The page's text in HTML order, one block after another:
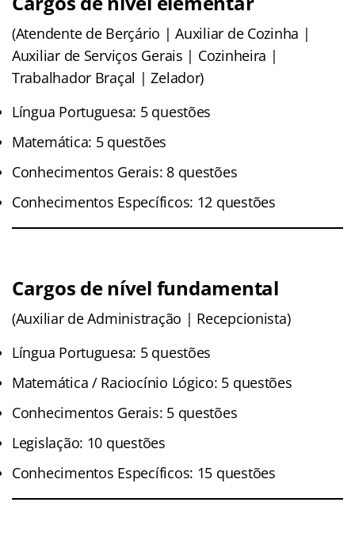
(Atendente de Berçário | Auxiliar de Cozinha |
Auxiliar de Serviços Gerais | Cozinheira |
Trabalhador Braçal | Zelador)
Língua Portuguesa: 5 questões
Matemática: 5 questões
Conhecimentos Gerais: 8 questões
Conhecimentos Específicos: 12 questões
Cargos de nível fundamental
(Auxiliar de Administração | Recepcionista)
Língua Portuguesa: 5 questões
Matemática / Raciocínio Lógico: 5 questões
Conhecimentos Gerais: 5 questões
Legislação: 10 questões
Conhecimentos Específicos: 15 questões